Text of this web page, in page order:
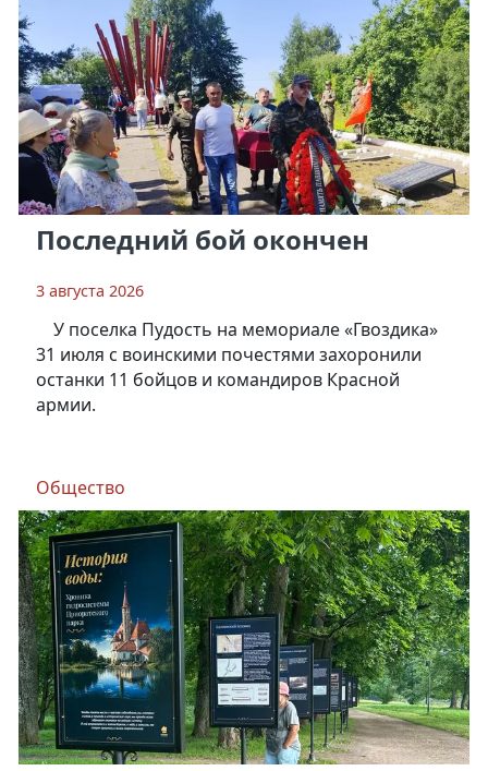
Последний бой окончен
3 августа 2026
У поселка Пудость на мемориале «Гвоздика»
31 июля с воинскими почестями захоронили
останки 11 бойцов и командиров Красной
армии.
Общество